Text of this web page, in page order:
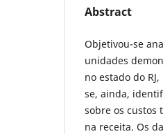
Abstract
Objetivou-se
unidades
no estado do
se, ainda,
sobre os custos
na receita. Os